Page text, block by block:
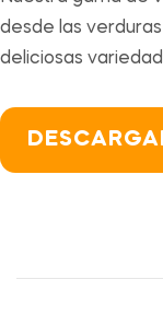
desde las
deliciosas